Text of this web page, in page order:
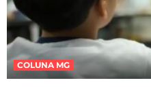
COLUNA MG